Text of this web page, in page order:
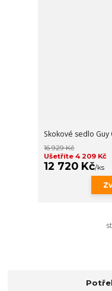
Skokové sedlo Guy
16 929 Kč
Ušetříte 4 209 Kč
12 720 Kč/ks